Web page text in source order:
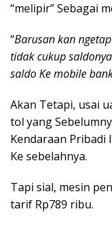
“melipir” Sebagai
“Barusan kan
tidak cukup
saldo Ke mobile
Akan Tetapi, usai
tol yang
Kendaraan Pribadi
Ke sebelahnya.
Tapi sial, mesin
tarif Rp789 ribu.